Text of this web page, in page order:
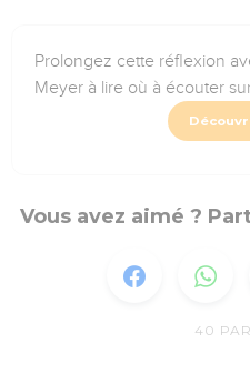
Prolongez cette réflexion
Meyer à lire où à écouter
Vous avez aimé ?
40